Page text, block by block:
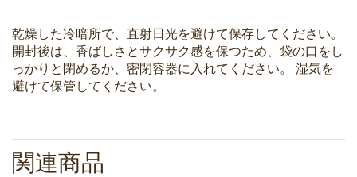
乾燥した冷暗所で、直射日光を避けて保存してください。
開封後は、香ばしさとサクサク感を保つため、袋の口をし
っかりと閉めるか、密閉容器に入れてください。 湿気を
避けて保管してください。
関連商品